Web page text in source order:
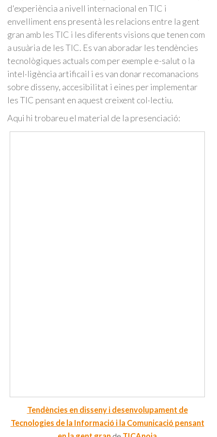
d'experiència a nivell internacional en TIC i
envelliment ens presentà les relacions entre la gent
gran amb les TIC i les diferents visions que tenen com
a usuària de les TIC. Es van aboradar les tendències
tecnològiques actuals com per exemple e-salut o la
intel·ligència artificail i es van donar recomanacions
sobre disseny, accesibilitat i eines per implementar
les TIC pensant en aquest creixent col·lectiu.
Aqui hi trobareu el material de la presenciació:
Tendències en disseny i desenvolupament de
Tecnologies de la Informació i la Comunicació pensant